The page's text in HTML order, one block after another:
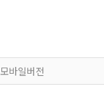
모바일버전